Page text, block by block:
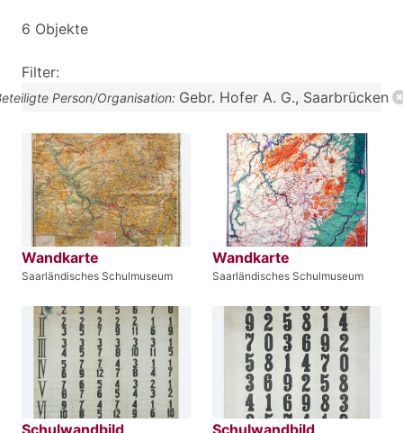
6 Objekte
Filter:
Person/Organisation: Gebr. Hofer A. G., Saarbrücken
Wandkarte
Saarländisches Schulmuseum
Wandkarte
Saarländisches Schulmuseum
Schulwandbild
Schulwandbild